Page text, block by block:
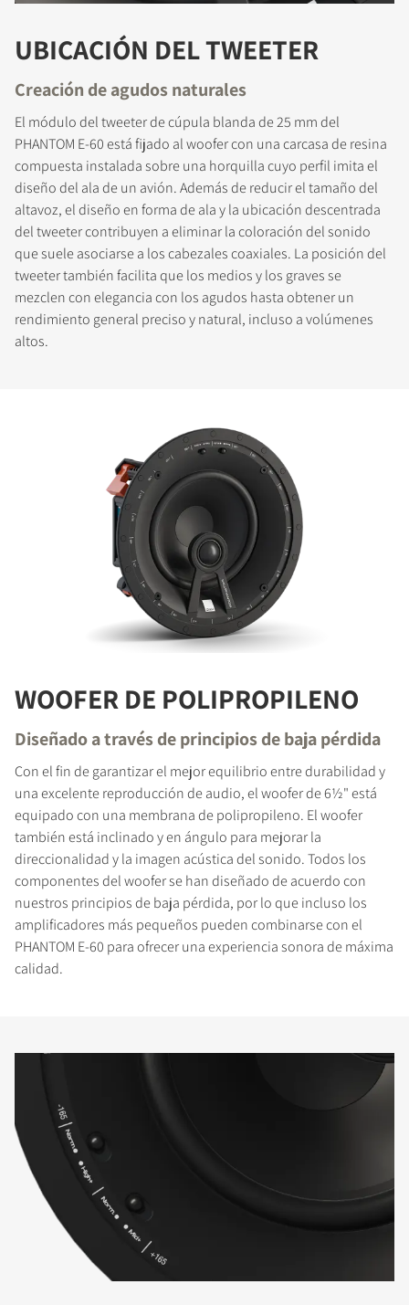
COMPARAR PRODUCTOS
UBICACIÓN DEL TWEETER
Creación de agudos naturales
El módulo del tweeter de cúpula blanda de 25 mm del
PHANTOM E-60 está fijado al woofer con una carcasa de resina
compuesta instalada sobre una horquilla cuyo perfil imita el
diseño del ala de un avión. Además de reducir el tamaño del
altavoz, el diseño en forma de ala y la ubicación descentrada
del tweeter contribuyen a eliminar la coloración del sonido
que suele asociarse a los cabezales coaxiales. La posición del
tweeter también facilita que los medios y los graves se
mezclen con elegancia con los agudos hasta obtener un
rendimiento general preciso y natural, incluso a volúmenes
altos.
WOOFER DE POLIPROPILENO
Diseñado a través de principios de baja pérdida
Con el fin de garantizar el mejor equilibrio entre durabilidad y
una excelente reproducción de audio, el woofer de 6½" está
equipado con una membrana de polipropileno. El woofer
también está inclinado y en ángulo para mejorar la
direccionalidad y la imagen acústica del sonido. Todos los
componentes del woofer se han diseñado de acuerdo con
nuestros principios de baja pérdida, por lo que incluso los
amplificadores más pequeños pueden combinarse con el
PHANTOM E-60 para ofrecer una experiencia sonora de máxima
calidad.